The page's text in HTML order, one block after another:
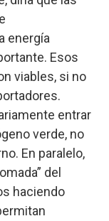
energía
Esos
viables, si no
entrar
verde, no
En paralelo,
del
haciendo